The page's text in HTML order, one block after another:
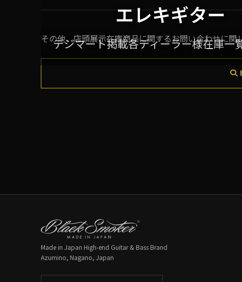
エレキギター
デジマート掲載各ディーラー様在庫一
その他、店頭展示在庫商品に関するお問い合わせに
Made in Japan High-end Guitar & Bass Brand
Azumino, Nagano, Japan